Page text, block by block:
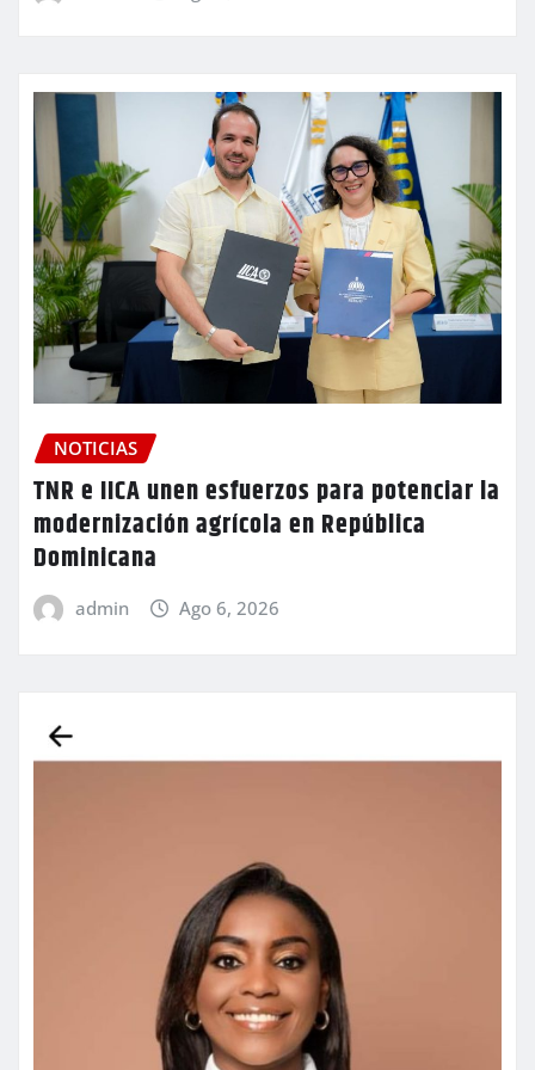
NOTICIAS
TNR e IICA unen esfuerzos para potenciar la
modernización agrícola en República
Dominicana
admin Ago 6, 2026